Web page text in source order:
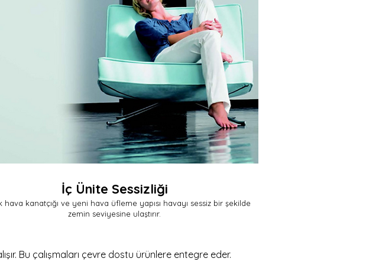
İç Ünite Sessizliği
hava kanatçığı ve yeni hava üfleme yapısı havayı sessiz bir şekilde
zemin seviyesine ulaştırır.
Bu çalışmaları çevre dostu ürünlere entegre eder.